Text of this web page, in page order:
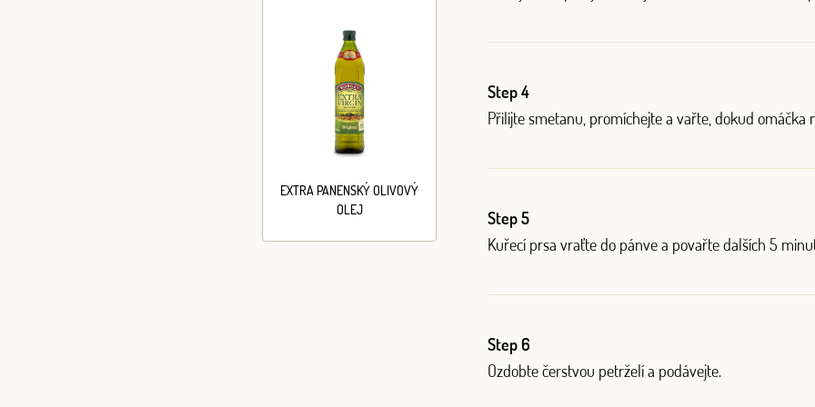
EXTRA PANENSKÝ OLIVOVÝ
OLEJ
Step 4
Přilijte smetanu, promíchejte a vařte, dokud omáčka
Step 5
Kuřecí prsa vraťte do pánve a povařte dalších 5
Step 6
Ozdobte čerstvou petrželí a podávejte.